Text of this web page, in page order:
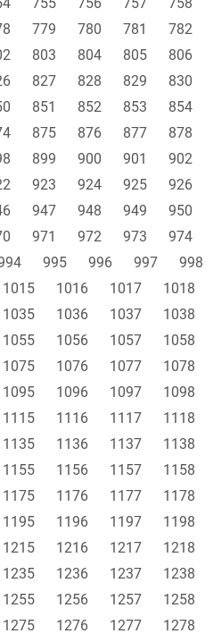
779 780 781 782
803 804 805 806
827 828 829 830
851 852 853 854
875 876 877 878
899 900 901 902
923 924 925 926
947 948 949 950
971 972 973 974
995 996 997 998
1015 1016 1017 1018
1035 1036 1037 1038
1055 1056 1057 1058
1075 1076 1077 1078
1095 1096 1097 1098
1115 1116 1117 1118
1135 1136 1137 1138
1155 1156 1157 1158
1175 1176 1177 1178
1195 1196 1197 1198
1215 1216 1217 1218
1235 1236 1237 1238
1255 1256 1257 1258
1275 1276 1277 1278